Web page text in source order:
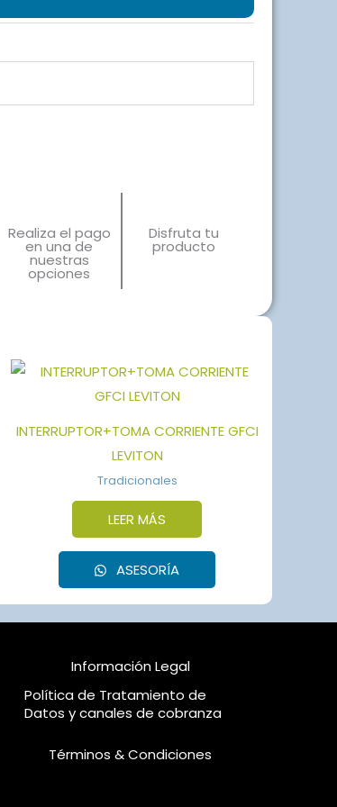
Realiza el pago
en una de
nuestras
opciones
Disfruta tu
producto
INTERRUPTOR+TOMA CORRIENTE GFCI
LEVITON
Tradicionales
LEER MÁS
ASESORÍA
Información Legal
Política de Tratamiento de
Datos y canales de cobranza
Términos & Condiciones